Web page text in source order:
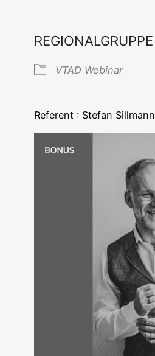
REGIONALGRUPPE
VTAD Web­i­nar
Refe­rent : Ste­fan Sillmann